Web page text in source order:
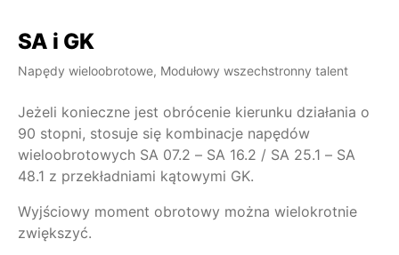
SA i GK
Napędy wieloobrotowe, Modułowy wszechstronny talent
Jeżeli konieczne jest obrócenie kierunku działania o
90 stopni, stosuje się kombinacje napędów
wieloobrotowych SA 07.2 – SA 16.2 / SA 25.1 – SA
48.1 z przekładniami kątowymi GK.
Wyjściowy moment obrotowy można wielokrotnie
zwiększyć.